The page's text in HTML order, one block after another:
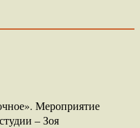
Мероприятие
– Зоя